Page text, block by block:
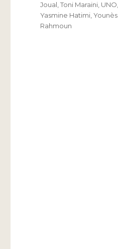
Joual ,Toni Maraini UNO
Yasmine Hatimi ,Younès
Rahmoun